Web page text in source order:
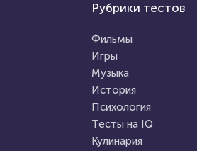
сериала "Дневники
Пройти тест
Сложный и очень интересный
тест по географии
Рубрики тестов
Фильмы
Игры
Музыка
История
Психология
Тесты на IQ
Кулинария